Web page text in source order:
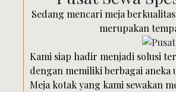
Sedang mencari meja
merupakan
Kami siap hadir menjadi solusi
dengan memiliki berbagai aneka
Meja kotak yang kami sewakan